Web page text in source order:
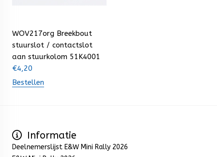
WOV217org Breekbout
stuurslot / contactslot
aan stuurkolom 51K4001
€4,20
Bestellen
Informatie
Deelnemerslijst E&W Mini Rally 2026